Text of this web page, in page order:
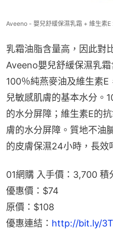
Aveeno - 嬰兒舒緩保濕乳霜 + 維生素E
乳霜油脂含量高，因此對
Aveeno嬰兒舒緩保濕乳
100％純燕麥油及維生素
兒敏感肌膚的基本水分。
的水分屏障；維生素E的
膚的水分屏障。質地不油
的皮膚保濕24小時，長效
01網購 入手價：3,700 積
優惠價：$74
原價：$108
優惠連結： http://bit.ly/